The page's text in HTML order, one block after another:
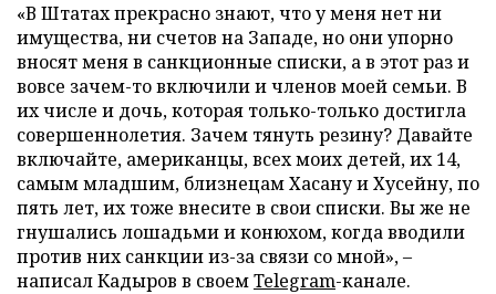
«В Штатах прекрасно знают, что у меня нет ни
имущества, ни счетов на Западе, но они упорно
вносят меня в санкционные списки, а в этот раз и
вовсе зачем-то включили и членов моей семьи. В
их числе и дочь, которая только-только достигла
совершеннолетия. Зачем тянуть резину? Давайте
включайте, американцы, всех моих детей, их 14,
самым младшим, близнецам Хасану и Хусейну, по
пять лет, их тоже внесите в свои списки. Вы же не
гнушались лошадьми и конюхом, когда вводили
против них санкции из-за связи со мной», –
написал Кадыров в своемTelegram-канале.